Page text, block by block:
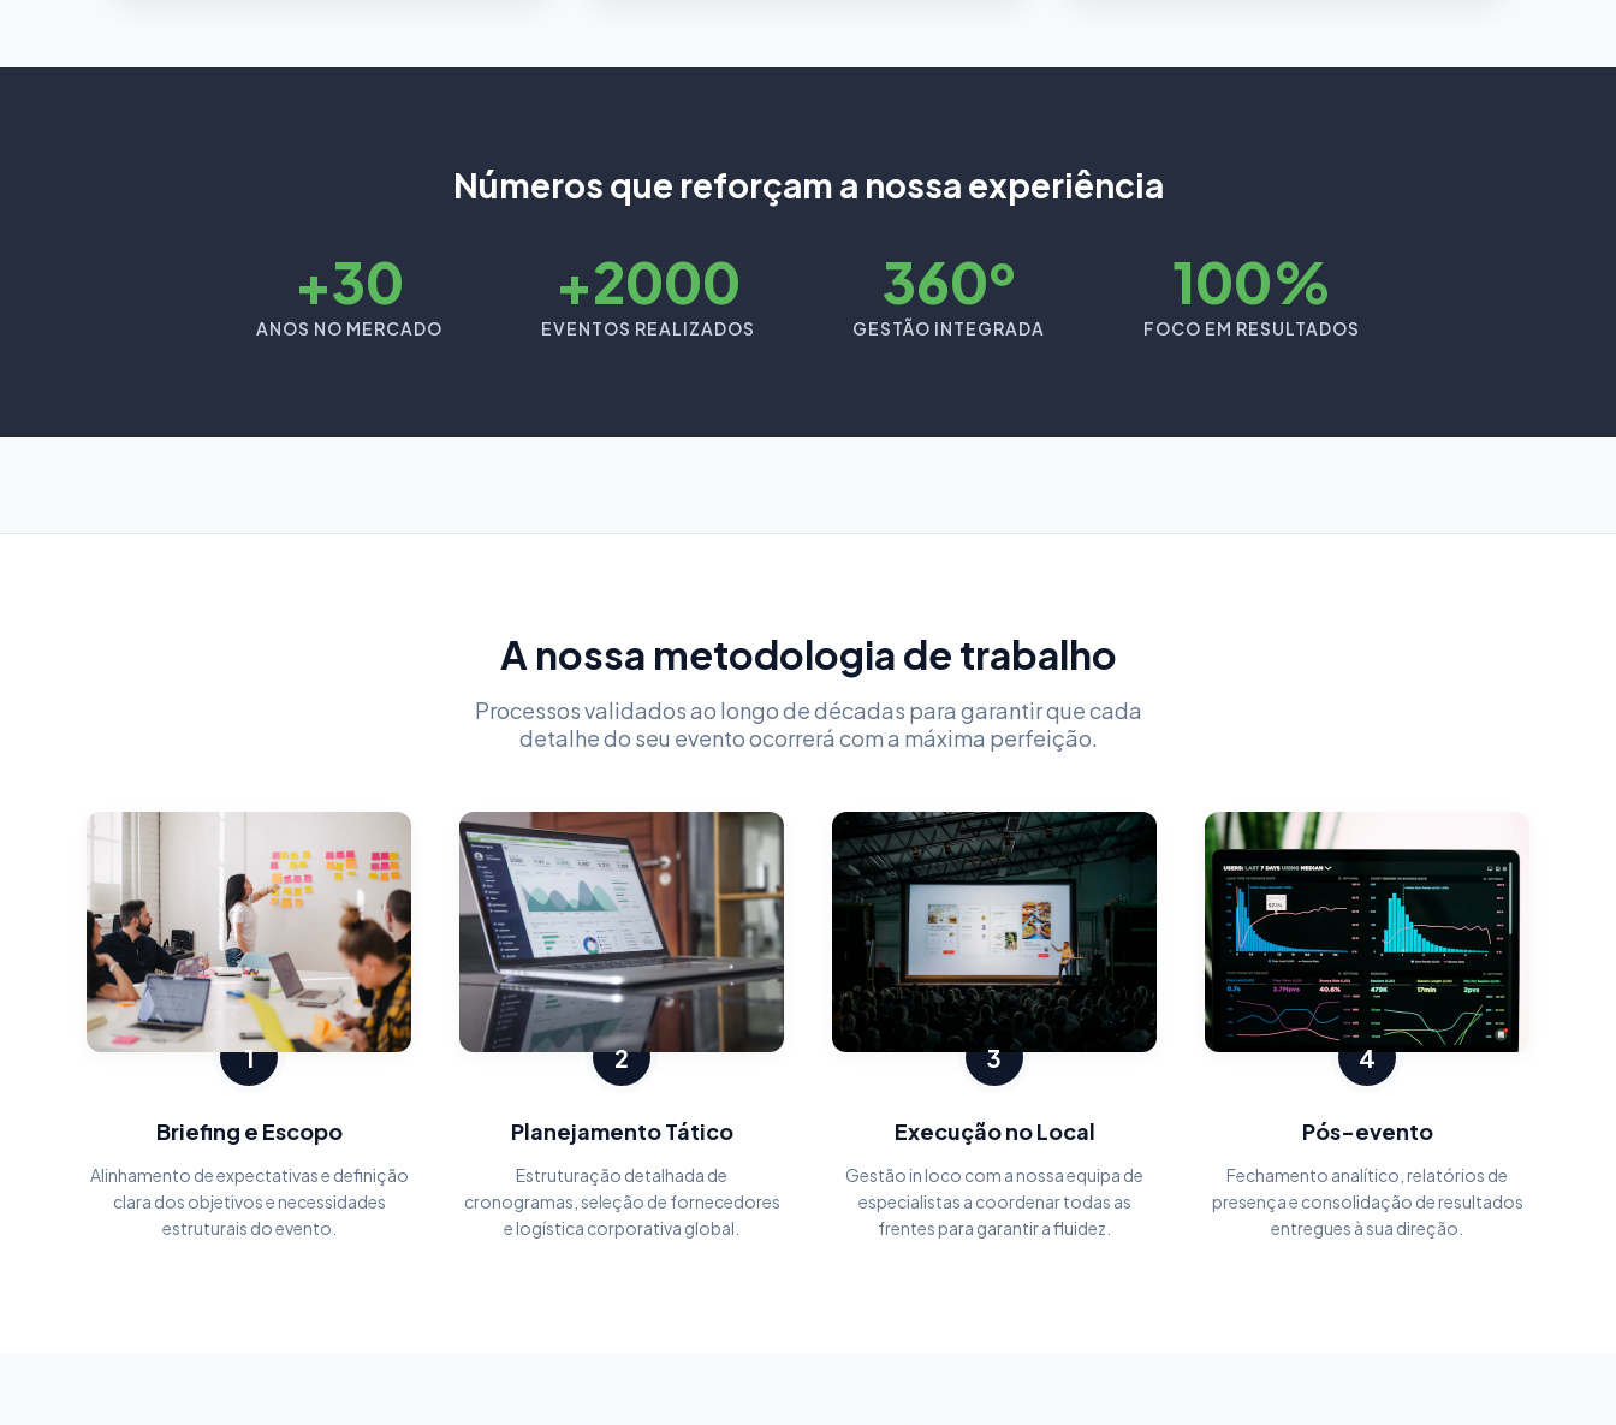
Números que reforçam a nossa experiência
+30
ANOS NO MERCADO
+2000
EVENTOS REALIZADOS
360º
GESTÃO INTEGRADA
100%
FOCO EM RESULTADOS
A nossa metodologia de trabalho
Processos validados ao longo de décadas para garantir que cada
detalhe do seu evento ocorrerá com a máxima perfeição.
1
Briefing e Escopo
Alinhamento de expectativas e definição
clara dos objetivos e necessidades
estruturais do evento.
2
Planejamento Tático
Estruturação detalhada de
cronogramas, seleção de fornecedores
e logística corporativa global.
3
Execução no Local
Gestão in loco com a nossa equipa de
especialistas a coordenar todas as
frentes para garantir a fluidez.
4
Pós-evento
Fechamento analítico, relatórios de
presença e consolidação de resultados
entregues à sua direção.